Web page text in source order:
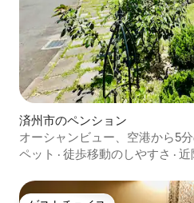
済州市のペンション
オーシャンビュー、空港から5
4階建ての貸切、Netflix無料（ラ
ペット · 徒歩移動のしやすさ · 近